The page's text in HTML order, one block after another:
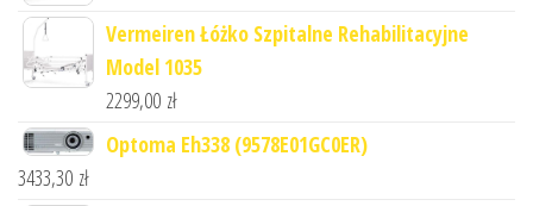
Vermeiren Łóżko Szpitalne Rehabilitacyjne
Model 1035
2299,00 zł
Optoma Eh338 (9578E01GC0ER)
3433,30 zł